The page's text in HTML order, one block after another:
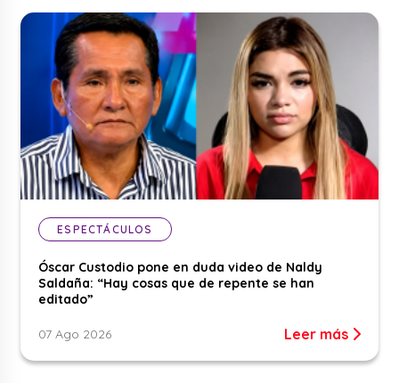
ESPECTÁCULOS
Óscar Custodio pone en duda video de Naldy
Saldaña: “Hay cosas que de repente se han
editado”
07 Ago 2026 Leer más